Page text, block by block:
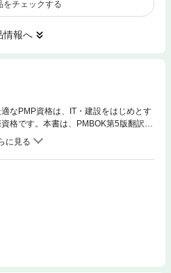
をチェックする
情報へ
なPMP資格は、IT・建設をはじめとす
格です。本書は、PMBOK第5版翻訳責
ージャー・プロフェッショナル）試験
年1月から開始される新試験にいち早
マで短時間で効率的に学習でき、豊富
っかり理解できるように工夫されてい